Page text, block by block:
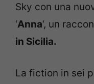
Sky con una
‘Anna‘, un
in Sicilia.
La fiction in sei